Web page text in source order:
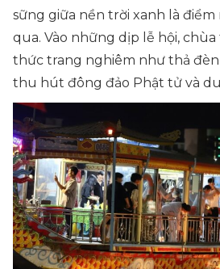
sững giữa nền trời xanh là
qua. Vào những dịp lễ hội,
thức trang nghiêm như thả đèn
thu hút đông đảo Phật tử và